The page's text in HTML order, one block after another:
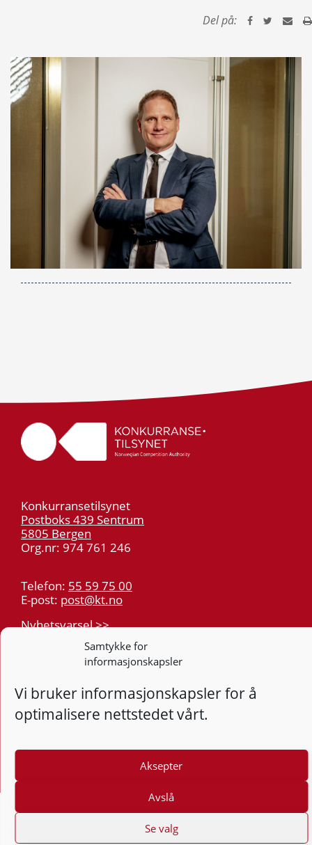
Samtykke for
informasjonskapsler
Vi bruker informasjonskapsler for å
optimalisere nettstedet vårt.
Aksepter
Avslå
Se valg
Del på:
Konkurransetilsynet
Postboks 439 Sentrum
5805 Bergen
Org.nr: 974 761 246
Telefon: 55 59 75 00
E-post: post@kt.no
Nyhetsvarsel >>
Tilgjengelighetserklæring